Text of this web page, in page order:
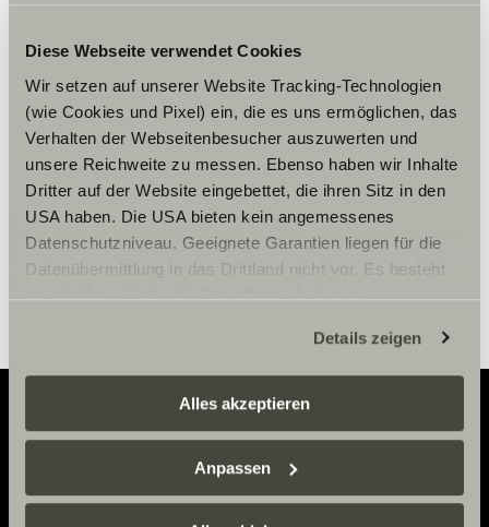
Diese Webseite verwendet Cookies
Wir setzen auf unserer Website Tracking-Technologien
(wie Cookies und Pixel) ein, die es uns ermöglichen, das
Verhalten der Webseitenbesucher auszuwerten und
unsere Reichweite zu messen. Ebenso haben wir Inhalte
Dritter auf der Website eingebettet, die ihren Sitz in den
USA haben. Die USA bieten kein angemessenes
Datenschutzniveau. Geeignete Garantien liegen für die
Datenübermittlung in das Drittland nicht vor. Es besteht
ein erhöhtes Risiko für Betroffene, da diesen
zustehen. Eingesetzte Dienstleister können Daten für
eigene Zwecke verarbeiten und mit anderen Daten
zusammenführen. Weitere Informationen finden Sie hier:
Datenschutzerklärung
einzelne Cookies/Dienste in den Einstellungen aus,
erteilen Sie uns Ihre Einwilligung zur Verarbeitung Ihrer
Details zeigen
Alles akzeptieren
Anpassen
Vennligst aksepter
markedsføringscookies for å se
innholdet.
Innstillinger for cookies
Adventure
Now.